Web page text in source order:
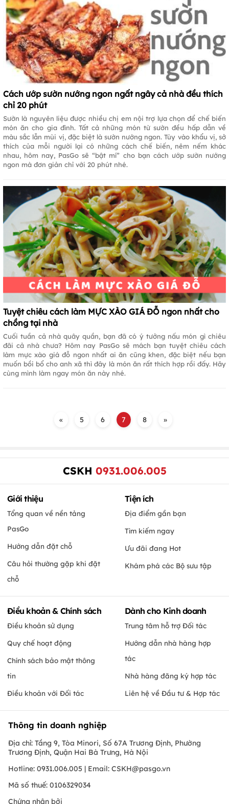
Cách ướp sườn nướng ngon ngất ngây cả nhà đều thích
chỉ 20 phút
Sườn là nguyên liệu được nhiều chị em nội trợ lựa chọn để chế biến
món ăn cho gia đình. Tất cả những món từ sườn đều hấp dẫn về
màu sắc lẫn mùi vị, đặc biệt là sườn nướng ngon. Tùy vào khẩu vị, sở
thích của mỗi người lại có những cách chế biến, nêm nếm khác
nhau, hôm nay, PasGo sẽ “bật mí” cho bạn cách ướp sườn nướng
ngon mà đơn giản chỉ với 20 phút nhé.
Tuyệt chiêu cách làm MỰC XÀO GIÁ ĐỖ ngon nhất cho
chồng tại nhà
Cuối tuần cả nhà quây quần, bạn đã có ý tưởng nấu món gì chiêu
đãi cả nhà chưa? Hôm nay PasGo sẽ mách bạn tuyệt chiêu cách
làm mực xào giá đỗ ngon nhất ai ăn cũng khen, đặc biệt nếu bạn
muốn bồi bổ cho anh xã thì đây là món ăn rất thích hợp rồi đấy. Hãy
cùng mình làm ngay món ăn này nhé.
« 5 6 7 8 »
CSKH 0931.006.005
Giới thiệu
Tổng quan về nền tảng
PasGo
Hướng dẫn đặt chỗ
Câu hỏi thường gặp khi đặt
chỗ
Tiện ích
Địa điểm gần bạn
Tìm kiếm ngay
Ưu đãi đang Hot
Khám phá các Bộ sưu tập
Điều khoản & Chính sách
Điều khoản sử dụng
Quy chế hoạt động
Chính sách bảo mật thông
tin
Điều khoản với Đối tác
Dành cho Kinh doanh
Trung tâm hỗ trợ Đối tác
Hướng dẫn nhà hàng hợp
tác
Nhà hàng đăng ký hợp tác
Liên hệ về Đầu tư & Hợp tác
Thông tin doanh nghiệp
Địa chỉ: Tầng 9, Tòa Minori, Số 67A Trương Định, Phường
Trương Định, Quận Hai Bà Trưng, Hà Nội
Hotline: 0931.006.005 | Email: CSKH@pasgo.vn
Mã số thuế: 0106329034
Chứng nhận bởi